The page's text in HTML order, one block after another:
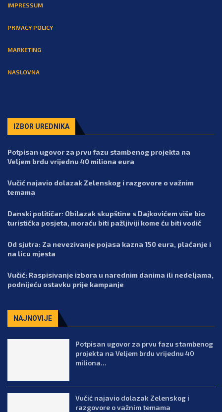
IMPRESSUM
PRIVACY POLICY
MARKETING
NASLOVNA
IZBOR UREDNIKA
Potpisan ugovor za prvu fazu stambenog projekta na
Veljem brdu vrijednu 40 miliona eura
Vučić najavio dolazak Zelenskog i razgovore o važnim
temama
Danski političar: Obilazak skupštine s Dajkovićem više bio
turistička posjeta, moraću biti pažljiviji kome ću biti vodič
Od sjutra: Za nevezivanje pojasa kazna 150 eura, plaćanje i
na licu mjesta
Vučić: Raspisivanje izbora u narednim danima ili nedeljama,
podnijeću ostavku prije kampanje
NAJNOVIJE
Potpisan ugovor za prvu fazu stambenog
projekta na Veljem brdu vrijednu 40
miliona...
Vučić najavio dolazak Zelenskog i
razgovore o važnim temama